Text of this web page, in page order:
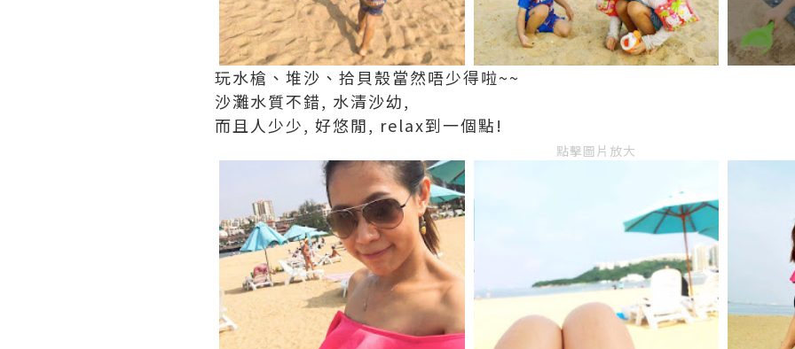
玩水槍、堆沙、拾貝殼當然唔少得啦~~
沙灘水質不錯, 水清沙幼,
而且人少少, 好悠閒, relax到一個點!
點擊圖片放大